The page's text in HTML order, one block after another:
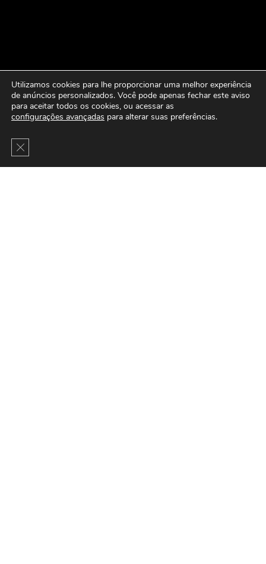
Utilizamos cookies para lhe proporcionar uma melhor experiência
de anúncios personalizados. Você pode apenas fechar este aviso
para aceitar todos os cookies, ou acessar as
configurações avançadas para alterar suas preferências.
Close GDPR Cookie Banner